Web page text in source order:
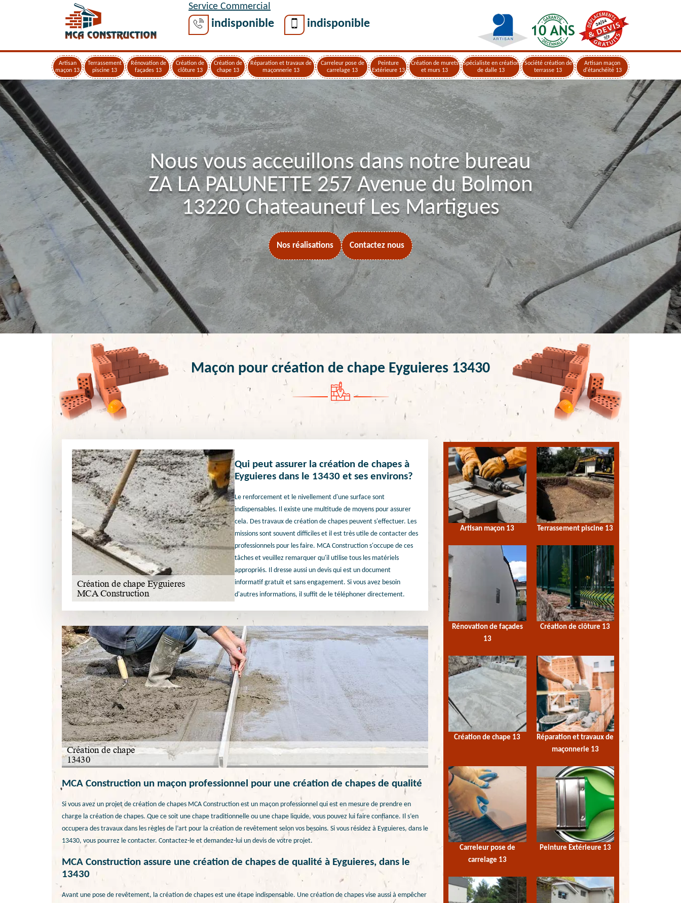
Service Commercial
indisponible indisponible
Artisan
maçon 13
Terrassement
piscine 13
Rénovation de
façades 13
Création de
clôture 13
Création de
chape 13
Réparation et travaux de
maçonnerie 13
Carreleur pose de
carrelage 13
Peinture
Extérieure 13
Création de murets
et murs 13
Spécialiste en création
de dalle 13
Société création de
terrasse 13
Artisan maçon
d'étanchéité 13
Nous vous acceuillons dans notre bureau
ZA LA PALUNETTE 257 Avenue du Bolmon
13220 Chateauneuf Les Martigues
Nos réalisations Contactez nous
Maçon pour création de chape Eyguieres 13430
Qui peut assurer la création de chapes à
Eyguieres dans le 13430 et ses environs?
Le renforcement et le nivellement d'une surface sont
indispensables. Il existe une multitude de moyens pour assurer
cela. Des travaux de création de chapes peuvent s'effectuer. Les
missions sont souvent difficiles et il est très utile de contacter des
professionnels pour les faire. MCA Construction s'occupe de ces
tâches et veuillez remarquer qu'il utilise tous les matériels
appropriés. Il dresse aussi un devis qui est un document
informatif gratuit et sans engagement. Si vous avez besoin
d'autres informations, il suffit de le téléphoner directement.
MCA Construction un maçon professionnel pour une création de chapes de qualité
Si vous avez un projet de création de chapes MCA Construction est un maçon professionnel qui est en mesure de prendre en
charge la création de chapes. Que ce soit une chape traditionnelle ou une chape liquide, vous pouvez lui faire confiance. Il s’en
occupera des travaux dans les règles de l’art pour la création de revêtement selon vos besoins. Si vous résidez à Eyguieres, dans le
13430, vous pourrez le contacter. Contactez-le et demandez-lui un devis de votre projet.
MCA Construction assure une création de chapes de qualité à Eyguieres, dans le
13430
Avant une pose de revêtement, la création de chapes est une étape indispensable. Une création de chapes vise aussi à empêcher
Artisan maçon 13 Terrassement piscine 13
Rénovation de façades
13
Création de clôture 13
Création de chape 13
Réparation et travaux de
maçonnerie 13
Carreleur pose de
carrelage 13
Peinture Extérieure 13